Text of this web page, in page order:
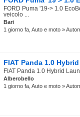
FORD Puma '19-> 1.0
veicolo ...
Bari
1 giorno fa, Auto e moto »
FIAT Panda 1.0
FIAT Panda 1.0 Hybrid
Alberobello
1 giorno fa, Auto e moto »